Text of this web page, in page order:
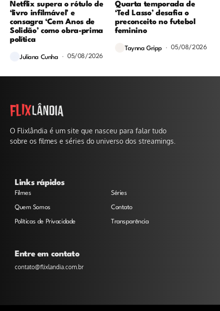
Netflix supera o rótulo de
‘livro infilmável’ e
consagra ‘Cem Anos de
Solidão’ como obra-prima
política
Juliana Cunha 05/08/2026
Quarta temporada de
‘Ted Lasso’ desafia o
preconceito no futebol
feminino
Taynna Gripp 05/08/2026
O Flixlândia é um site que nasceu para falar tudo
sobre os filmes e séries do universo dos streamings.
Links rápidos
Filmes Séries
Quem Somos Contato
Políticas de Privacidade Transparência
Entre em contato
contato@flixlandia.com.br